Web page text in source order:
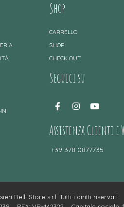
Shop
CARRELLO
SHOP
CHECK OUT
Seguici su
Assistenza Clienti e
+39 378 0877735
Belli Store s.r.l. Tutti i diritti riservati